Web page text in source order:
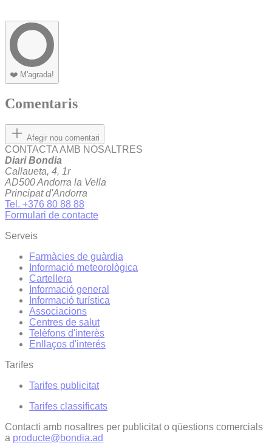
❤️ M'agrada!
Comentaris
Afegir nou comentari
CONTACTA AMB NOSALTRES
Diari Bondia
Callaueta, 4, 1r
AD500 Andorra la Vella
Principat d'Andorra
Tel. +376 80 88 88
Formulari de contacte
Serveis
Farmàcies de guàrdia
Informació meteorològica
Cartellera
Informació general
Informació turística
Associacions
Centres de salut
Telèfons d'interès
Enllaços d'interés
Tarifes
Tarifes publicitat
Tarifes classificats
Contacti amb nosaltres per publicitat o qüestions comercials
a producte@bondia.ad